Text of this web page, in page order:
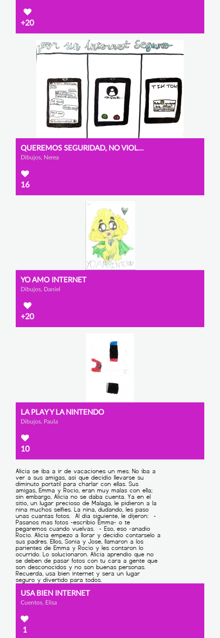
+20
QUEREMOS SEGURIDAD, NO VIOLACIÓN DE LA PRIVACIDAD
Dibujos, Nerea
16
YO AMO INTERNET
Dibujos, Daniel
+20
LA PLAY Y LA NINTENDO
Dibujos, Paula
10
USA BIEN INTERNET
Cuentos, Elisa
1